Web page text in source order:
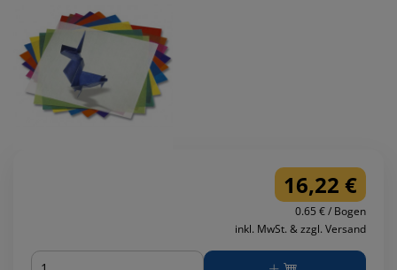
16,22 €
0.65 € / Bogen
inkl. MwSt. & zzgl. Versand
Menge